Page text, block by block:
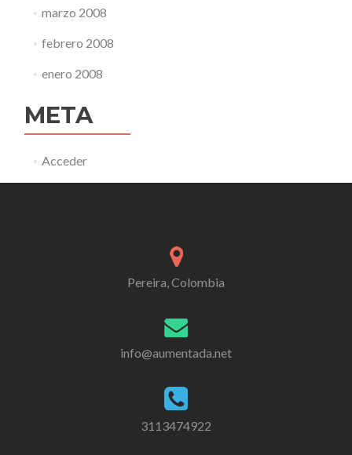
marzo 2008
febrero 2008
enero 2008
META
Acceder
Pereira, Colombia
info@aumentada.net
3113474922